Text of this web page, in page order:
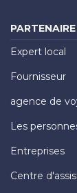
PARTENAIRE
Expert local
Fournisseur
agence de
Les
Entreprises
Centre